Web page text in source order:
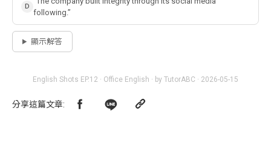
D
following.”
顯示解答
English Shots EP.12 · Office English · by TutorABC · 2026-05-15
分享這篇文章: